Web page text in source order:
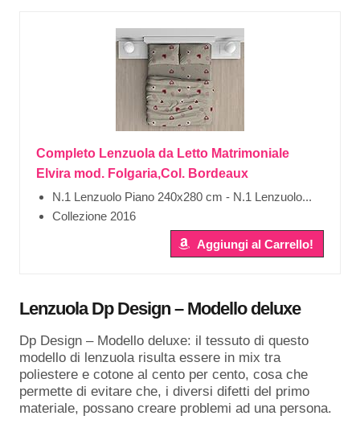
Completo Lenzuola da Letto Matrimoniale
Elvira mod. Folgaria,Col. Bordeaux
N.1 Lenzuolo Piano 240x280 cm - N.1 Lenzuolo...
Collezione 2016
Aggiungi al Carrello!
Lenzuola Dp Design – Modello deluxe
Dp Design – Modello deluxe: il tessuto di questo
modello di lenzuola risulta essere in mix tra
poliestere e cotone al cento per cento, cosa che
permette di evitare che, i diversi difetti del primo
materiale, possano creare problemi ad una persona.